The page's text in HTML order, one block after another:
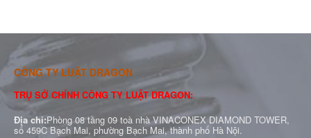
CÔNG TY LUẬT DRAGON
TRỤ SỞ CHÍNH CÔNG TY LUẬT DRAGON:
Địa chỉ:Phòng 08 tầng 09 toà nhà VINACONEX DIAMOND TOWER,
số 459C Bạch Mai, phường Bạch Mai, thành phố Hà Nội.